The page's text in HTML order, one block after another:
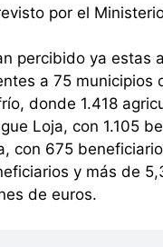
por el
percibido ya estas
a 75 municipios
donde 1.418
Loja, con 1.105
con 675
y más de
de euros.